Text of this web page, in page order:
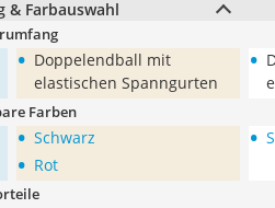
& Farbauswahl
• Doppelendball mit
elastischen Spanngurten
•
Farben
• Schwarz
• Rot
•